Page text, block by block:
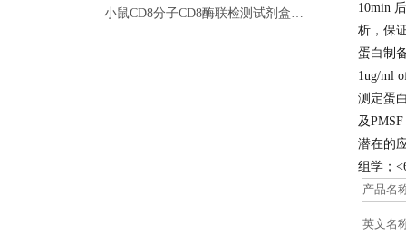
小鼠CD8分子CD8酶联检测试剂盒标本要求
10min
析，保
蛋白制
1ug/ml
测定蛋
及
潜在的
组学；
产品名
英文名